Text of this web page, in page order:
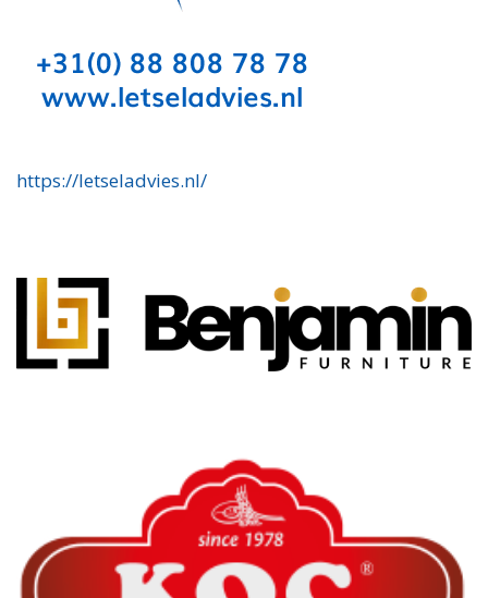
https://letseladvies.nl/